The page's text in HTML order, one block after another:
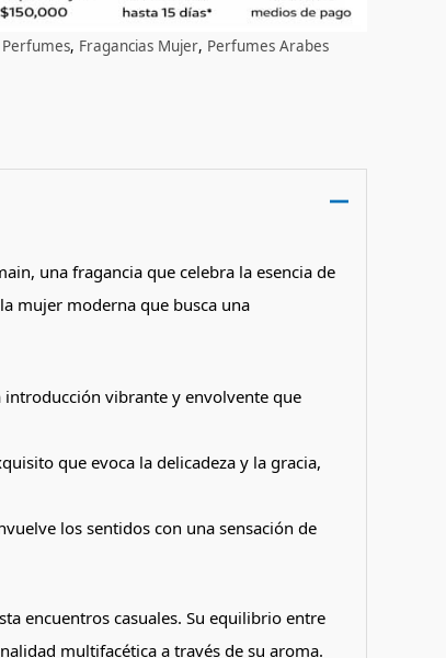
Perfumes, Fragancias Mujer, Perfumes Arabes
una fragancia que celebra la esencia de
mujer moderna que busca una
introducción vibrante y envolvente que
que evoca la delicadeza y la gracia,
los sentidos con una sensación de
encuentros casuales. Su equilibrio entre
multifacética a través de su aroma.